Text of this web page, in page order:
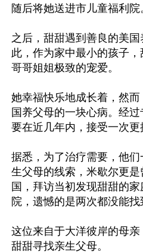
随后将她送进市儿童福利院
之后，甜甜遇到善良的美
此，作为家中最小的孩子
哥哥姐姐极致的宠爱。
她幸福快乐地成长着，然
国养父母的一块心病。经
要在近几年内，接受一次更
据悉，为了治疗需要，他
生父母的线索，米歇尔更
国，拜访当初发现甜甜的
院，遗憾的是两次都没能找
这位来自于大洋彼岸的母
甜甜寻找亲生父母。